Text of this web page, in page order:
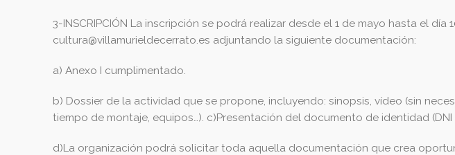
3-INSCRIPCIÓN La inscripción se podrá realizar desde el 1 de mayo hasta el día
cultura@villamurieldecerrato.es adjuntando la siguiente documentación:
a) Anexo I cumplimentado.
b) Dossier de la actividad que se propone, incluyendo: sinopsis, vídeo (sin
tiempo de montaje, equipos…). c)Presentación del documento de identidad
d)La organización podrá solicitar toda aquella documentación que crea